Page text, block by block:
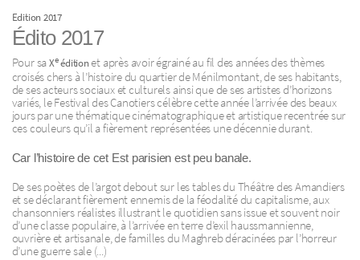
Edition 2017
Édito 2017
Pour saXeéditionet après avoir égrainé au fil des années des thèmes
croisés chers à l’histoire du quartier de Ménilmontant, de ses habitants,
de ses acteurs sociaux et culturels ainsi que de ses artistes d’horizons
variés, le Festival des Canotiers célèbre cette année l’arrivée des beaux
jours par une thématique cinématographique et artistique recentrée sur
ces couleurs qu’il a fièrement représentées une décennie durant.
Car l’histoire de cet Est parisien est peu banale.
De ses poètes de l’argot debout sur les tables du Théâtre des Amandiers
et se déclarant fièrement ennemis de la féodalité du capitalisme, aux
chansonniers réalistes illustrant le quotidien sans issue et souvent noir
d’une classe populaire, à l’arrivée en terre d’exil haussmannienne,
ouvrière et artisanale, de familles du Maghreb déracinées par l’horreur
d’une guerre sale (...)